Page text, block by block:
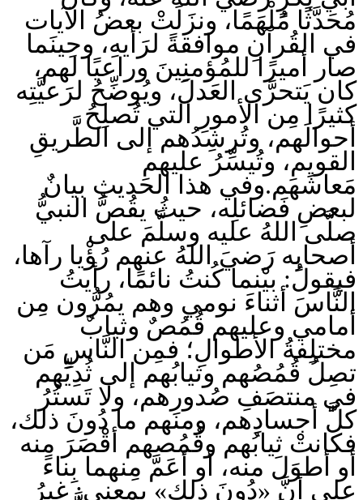
مُحَدَّثًا مُلْهَمًا، ونزَلَتْ بعضُ الآيات
في القُرآنِ موافقةً لرَأيهِ، وحِينَما
صار أميرًا للمُؤمنِينَ وراعيًا لهم،
كان يَتحرَّى العَدلَ، ويُوضِّحُ لرَعيَّتِه
كثيرًا مِن الأمورِ التي تُصلِحُ
أحوالَهم، وتُرشِدُهم إلى الطَّريقِ
القويمِ، وتُيسِّرُ عليهم
مَعاشَهم.وفي هذا الحَديثِ بيانٌ
لبعضِ فَضائلِه، حيثُ يقُصُّ النبيُّ
صلَّى اللهُ عليه وسلَّمَ على
أصحابِه رَضيَ اللهُ عنهم رُؤْيا رآها،
فيقولُ: بيْنما كُنتُ نائمًا، رأيتُ
النَّاسَ أثناءَ نومي وهم يمُرُّون مِن
أمامي وعليهم قُمُصٌ وثيابٌ
مختلِفةُ الأطوالِ؛ فمِن النَّاسِ مَن
تصِلُ قُمُصُهم وثيابُهم إلى ثُدِيِّهم
في منتصَفِ صُدورِهم، ولا تَستُرُ
كلَّ أجسادِهم، ومنهم ما دُونَ ذلك،
فكانتْ ثيابُهم وقُمُصهم أقْصَرَ منه
أو أطوَلَ منه، أو أعَمَّ مِنهما بِناءً
على أنَّ «دُونَ ذلك» بمعنى: غيرُ